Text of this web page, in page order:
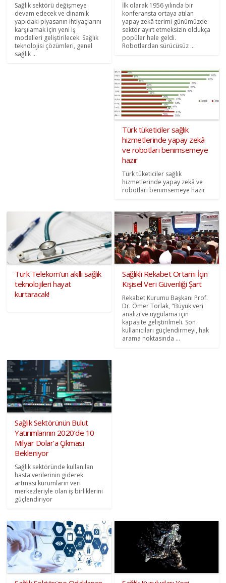
Sağlık sektörü değişmeye
devam edecek ve dinamik
yapıdaki piyasanın ihtiyaçlarını
karşılamak için yeni iş
modelleri geliştirilecek. Sağlık
teknolojisi çözümleri, genel
sağlık ...
İlk olarak 1956 yılında bir
konferansta ortaya atılan
yapay zekâ terimi günümüzde
sektör ayırt etmeksizin oldukça
popüler hale geldi.
Robotlardan sürücüsüz ...
Türk tüketiciler sağlık
hizmetlerinde yapay zekâ
ve robotları benimsemeye
hazır
Türk tüketiciler sağlık
hizmetlerinde yapay zekâ ve
robotları benimsemeye hazır
Türk Telekom’un akıllı sağlık
teknolojileri hayat
kurtaracak!
Sağlıklı Rekabet Ortamı İçin
Kişisel Veri Güvenliği Şart
Rekabet Kurumu Başkanı Prof.
Dr. Ömer Torlak, "Büyük veri
analizi ve uygulama için
kapasite geliştirilmeli. Son
kullanıcıları güçlendirmeyi, hak
arama noktasında ...
Sağlık Sektörünün Bulut
Yatırımlarının 2020’de 10
Milyar Dolar’a Çıkması
Bekleniyor
Sağlık sektöründe kullanılan
hasta verilerinin giderek
artması kurumların veri
merkezleriyle olan iş birliklerini
güçlendiriyor